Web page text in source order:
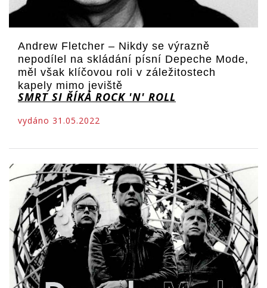
Andrew Fletcher – Nikdy se výrazně
nepodílel na skládání písní Depeche Mode,
měl však klíčovou roli v záležitostech
kapely mimo jeviště
SMRT SI ŘÍKÁ ROCK 'N' ROLL
vydáno 31.05.2022